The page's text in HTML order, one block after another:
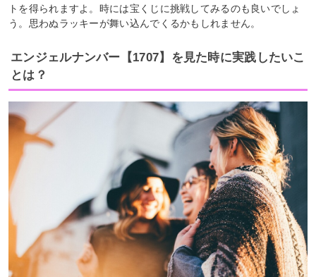
トを得られますよ。時には宝くじに挑戦してみるのも良いでしょ
う。思わぬラッキーが舞い込んでくるかもしれません。
エンジェルナンバー【1707】を見た時に実践したいこ
とは？